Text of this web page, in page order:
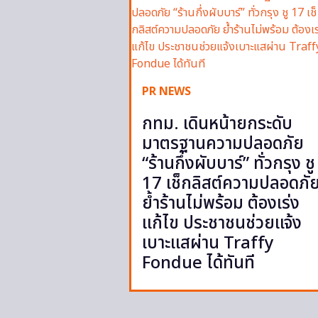
PR NEWS
กทม. เดินหน้ายกระดับ
มาตรฐานความปลอดภัย
“ร้านกึ่งผับบาร์” ทั่วกรุง ชู
17 เช็กลิสต์ความปลอดภั
ย้ำร้านไม่พร้อม ต้องเร่ง
แก้ไข ประชาชนช่วยแจ้ง
เบาะแสผ่าน Traffy
Fondue ได้ทันที